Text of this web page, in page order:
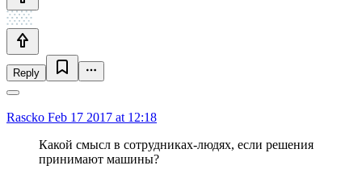
Reply
Rascko Feb 17 2017 at 12:18
Какой смысл в сотрудниках-людях, если решения
принимают машины?